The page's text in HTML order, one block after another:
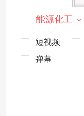
能源化工
短视频
弹幕